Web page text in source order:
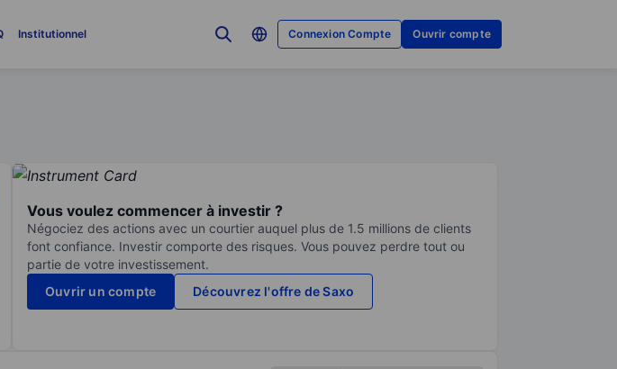
Institutionnel Connexion Compte Ouvrir compte
Vous voulez commencer à investir ?
Négociez des actions avec un courtier auquel plus de 1.5 millions de clients
font confiance. Investir comporte des risques. Vous pouvez perdre tout ou
partie de votre investissement.
Ouvrir un compte
Découvrez l'offre de Saxo